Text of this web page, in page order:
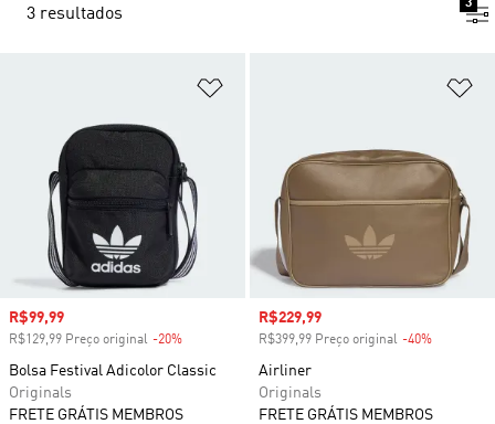
3 resultados
3
Preço com desconto
R$99,99
R$129,99 Preço original -20%
Bolsa Festival Adicolor Classic
Originals
FRETE GRÁTIS MEMBROS
Preço com desconto
R$229,99
R$399,99 Preço original -40%
Airliner
Originals
FRETE GRÁTIS MEMBROS